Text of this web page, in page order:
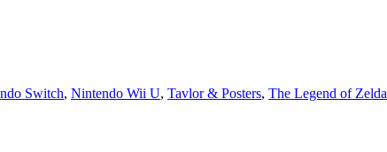
Switch, Nintendo Wii U, Tavlor & Posters, The Legend of Zelda